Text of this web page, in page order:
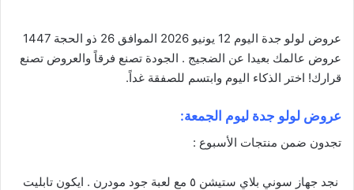
عروض لولو جدة اليوم 12 يونيو 2026 الموافق 26 ذو الحجة 1447
عروض عالمك بعيدا عن الضجيج . الجودة تصنع فرقاً والعروض تصنع
قرارك! اختر الذكاء اليوم وابتسم للصفقة غداً.
عروض لولو جدة ليوم الجمعة:
تجدون ضمن منتجات الأسبوع :
نجد جهاز سوني بلاي ستيشن ٥ مع لعبة جود مودرن . ايكون تابليت